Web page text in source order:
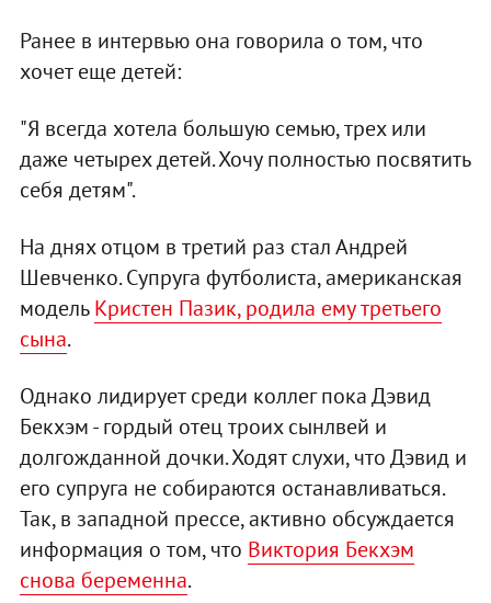
Ранее в интервью она говорила о том, что
хочет еще детей:
"Я всегда хотела большую семью, трех или
даже четырех детей. Хочу полностью посвятить
себя детям".
На днях отцом в третий раз стал Андрей
Шевченко. Супруга футболиста, американская
модельКристен Пазик, родила ему третьего
сына.
Однако лидирует среди коллег пока Дэвид
Бекхэм - гордый отец троих сынлвей и
долгожданной дочки. Ходят слухи, что Дэвид и
его супруга не собираются останавливаться.
Так, в западной прессе, активно обсуждается
информация о том, что Виктория Бекхэм
снова беременна.